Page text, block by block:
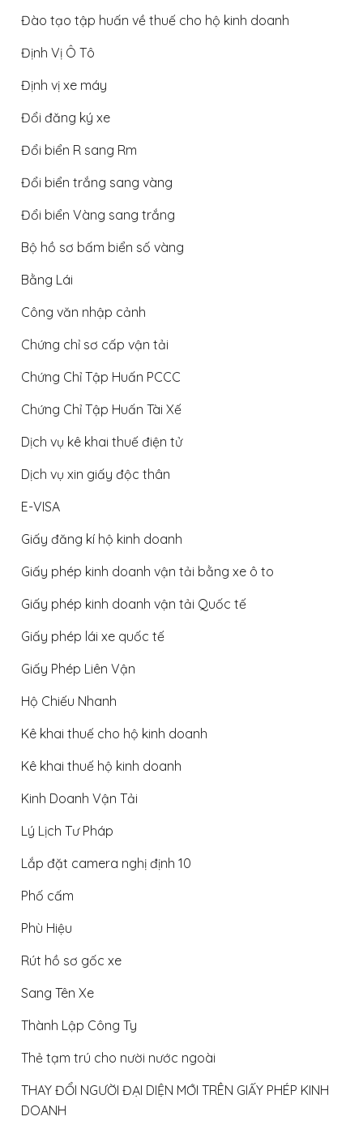
Đào tạo tập huấn về thuế cho hộ kinh doanh
Định Vị Ô Tô
Định vị xe máy
Đổi đăng ký xe
Đổi biển R sang Rm
Đổi biển trắng sang vàng
Đổi biển Vàng sang trắng
Bộ hồ sơ bấm biển số vàng
Bằng Lái
Công văn nhập cảnh
Chứng chỉ sơ cấp vận tải
Chứng Chỉ Tập Huấn PCCC
Chứng Chỉ Tập Huấn Tài Xế
Dịch vụ kê khai thuế điện tử
Dịch vụ xin giấy độc thân
E-VISA
Giấy đăng kí hộ kinh doanh
Giấy phép kinh doanh vận tải bằng xe ô to
Giấy phép kinh doanh vận tải Quốc tế
Giấy phép lái xe quốc tế
Giấy Phép Liên Vận
Hộ Chiếu Nhanh
Kê khai thuế cho hộ kinh doanh
Kê khai thuế hộ kinh doanh
Kinh Doanh Vận Tải
Lý Lịch Tư Pháp
Lắp đặt camera nghị định 10
Phố cấm
Phù Hiệu
Rút hồ sơ gốc xe
Sang Tên Xe
Thành Lập Công Ty
Thẻ tạm trú cho nười nước ngoài
THAY ĐỔI NGƯỜI ĐẠI DIỆN MỚI TRÊN GIẤY PHÉP KINH
DOANH